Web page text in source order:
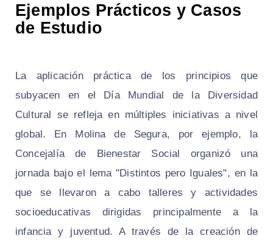
Ejemplos Prácticos y Casos
de Estudio
La aplicación práctica de los principios que
subyacen en el Día Mundial de la Diversidad
Cultural se refleja en múltiples iniciativas a nivel
global. En Molina de Segura, por ejemplo, la
Concejalía de Bienestar Social organizó una
jornada bajo el lema "Distintos pero Iguales", en la
que se llevaron a cabo talleres y actividades
socioeducativas dirigidas principalmente a la
infancia y juventud. A través de la creación de